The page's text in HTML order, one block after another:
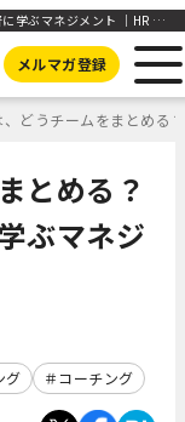
あなたは、どうチームをまとめる？ープロスポーツの監督に学ぶマネジメント ｜HR NOTE
メルマガ登録
、どうチームをまとめる
とめる？
ぶマネジ
グ コーチング